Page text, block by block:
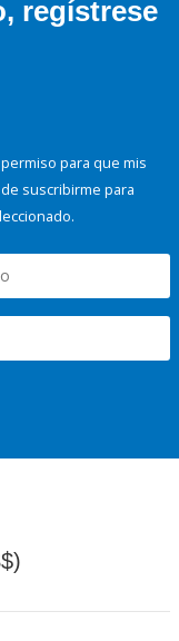
regístrese
para que mis
suscribirme para